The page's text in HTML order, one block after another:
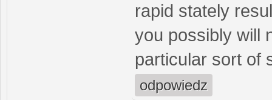
rapid stately
you possibly will
particular sort of
odpowiedz